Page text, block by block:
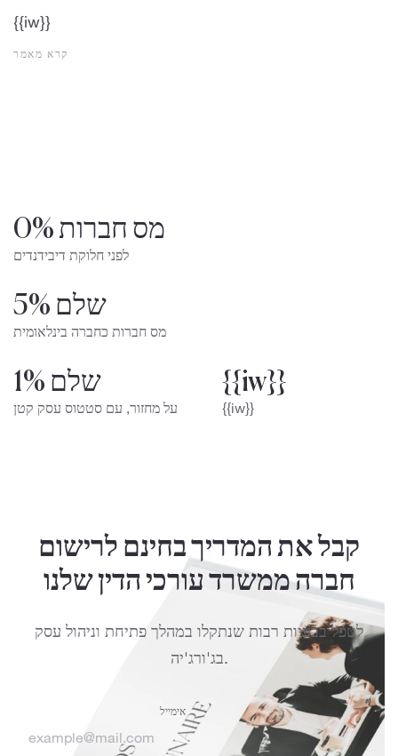
{{iw}}
קרא מאמר
0% מס חברות
לפני חלוקת דיבידנדים
שלם 5%
מס חברות כחברה בינלאומית
שלם 1%
על מחזור, עם סטטוס עסק קטן
{{iw}}
{{iw}}
קבל את המדריך בחינם לרישום
חברה ממשרד עורכי הדין שלנו
לטפל בבעיות רבות שנתקלו במהלך פתיחת וניהול עסק
בג'ורג'יה.
אימייל